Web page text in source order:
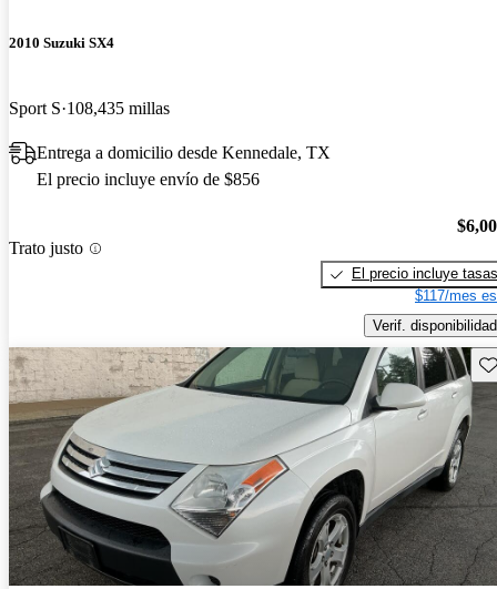
2010 Suzuki SX4
Sport S 108,435 millas
Entrega a domicilio desde Kennedale, TX
El precio incluye envío de $856
Trato justo
El precio incluye tasas
$117/mes
Verif. disponibilidad